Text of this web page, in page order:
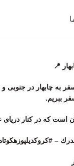
📍
چابهار در جنوبی
ببریم.
که در کنار دریای
#كروكديلپوزهكوتاه